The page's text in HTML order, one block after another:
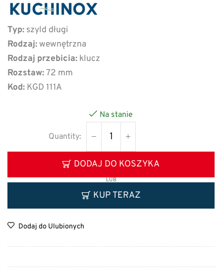
Typ: szyld długi
Rodzaj:wewnętrzna
Rodzaj przebicia: klucz
Rozstaw:72 mm
Kod: KGD 111A
Na stanie
DODAJ DO KOSZYKA
LUB
KUP TERAZ
Dodaj do Ulubionych